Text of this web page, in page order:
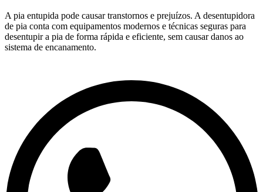
A pia entupida pode causar transtornos e prejuízos. A desentupidora
de pia conta com equipamentos modernos e técnicas seguras para
desentupir a pia de forma rápida e eficiente, sem causar danos ao
sistema de encanamento.